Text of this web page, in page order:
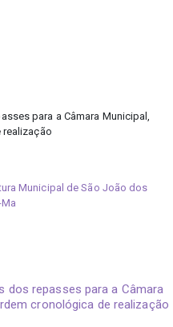
para a Câmara Municipal,
repasses para a Câmara
cronológica de realização